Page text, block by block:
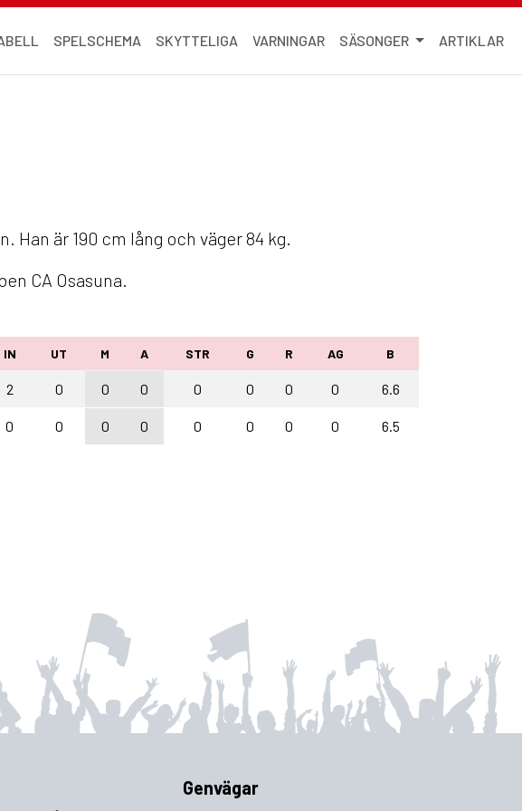
SPELSCHEMA SKYTTELIGA VARNINGAR SÄSONGER ARTIKLAR
Han är 190 cm lång och väger 84 kg.
CA Osasuna.
IN UT M A STR G R AG B
2 0 0 0 0 0 0 0 6.6
0 0 0 0 0 0 0 0 6.5
Genvägar